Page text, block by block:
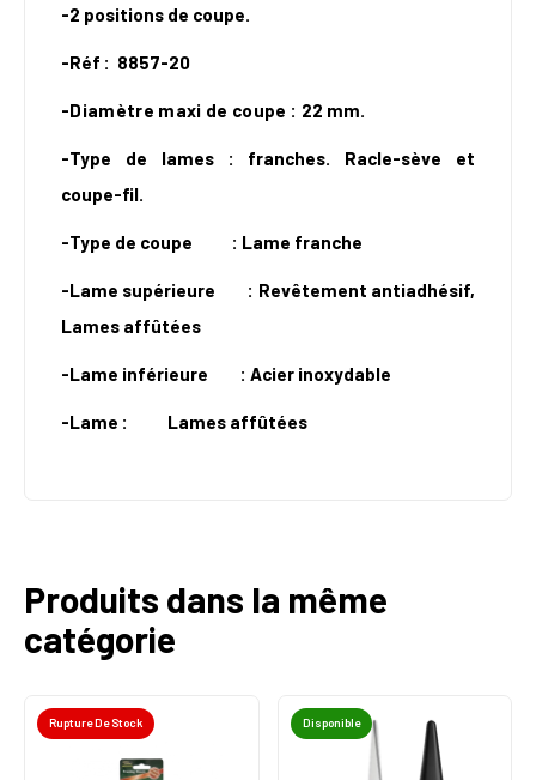
-2 positions de coupe.
-Réf : 8857-20
-Diamètre maxi de coupe : 22 mm.
-Type de lames : franches. Racle-sève et
coupe-fil.
-Type de coupe : Lame franche
-Lame supérieure
: Revêtement antiadhésif,
Lames affûtées
-Lame inférieure : Acier inoxydable
-Lame : Lames affûtées
Produits dans la même
catégorie
Rupture De Stock Disponible